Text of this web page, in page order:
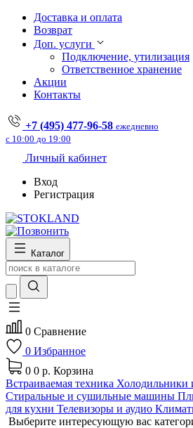
Доставка и оплата
Возврат
Доп. услуги
Подключение, утилизация
Ответственное хранение
Акции
Контакты
+7 (495) 477-96-58 ежедневно
с 10:00 до 19:00
Личный кабинет
Вход
Регистрация
Каталог
0 Сравнение
0 Избранное
0 0 р. Корзина
Встраиваемая техника Холодильники
Стиральные и сушильные машины
для кухни Телевизоры и аудио
Выберите интересующую вас